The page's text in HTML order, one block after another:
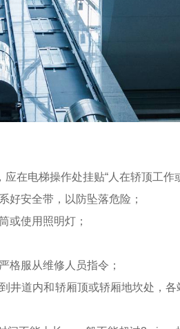
电梯操作处挂贴“人在轿顶工作
安全带，以防坠落危险；
使用照明灯；
服从维修人员指令；
道内和轿厢顶或轿厢地坎处，各